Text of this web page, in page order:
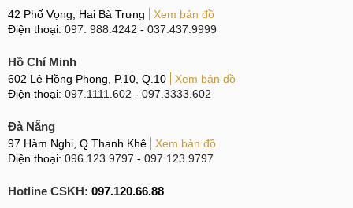
mình cảm biến vân tay của V50S được đạt dưới màn hình
rất thời thượng.
Mặt trước là màn hình tràn viền tai thỏ với V50 bởi máy có
cụm cam selfie kép 8MP + 5MP và giọt nước đặt camera
selfie 32MP đối với V50S. chất lượng hiện thị của màn hình
V50 sắc nét hơn bởi độ phân giải cung cấp của máy là 2K+
còn trên mẫu máy còn lại màn hình chỉ là Full HD+.
42 Phố Vọng, Hai Bà Trưng
Xem bản đồ
Điện thoại: 097. 988.4242 - 037.437.9999
Hồ Chí Minh
602 Lê Hồng Phong, P.10, Q.10
Xem bản đồ
Điện thoại: 097.1111.602 - 097.3333.602
Đà Nẵng
97 Hàm Nghi, Q.Thanh Khê
Xem bản đồ
Điện thoại: 096.123.9797 - 097.123.9797
Hotline CSKH: 097.120.66.88